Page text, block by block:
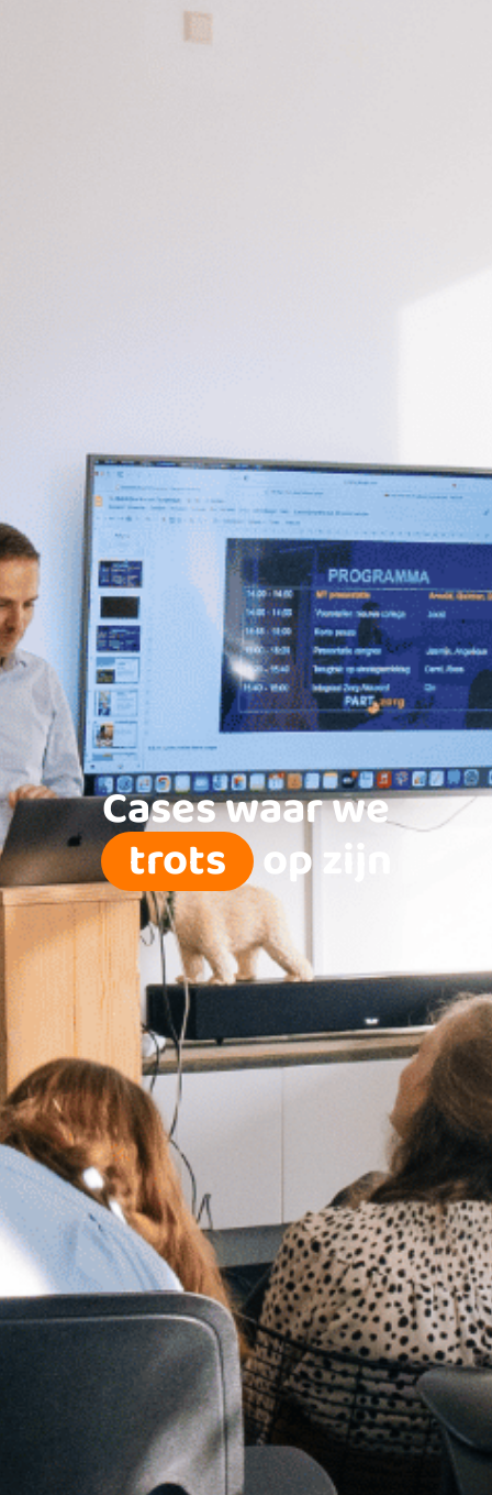
Cases waar we
trots op zijn